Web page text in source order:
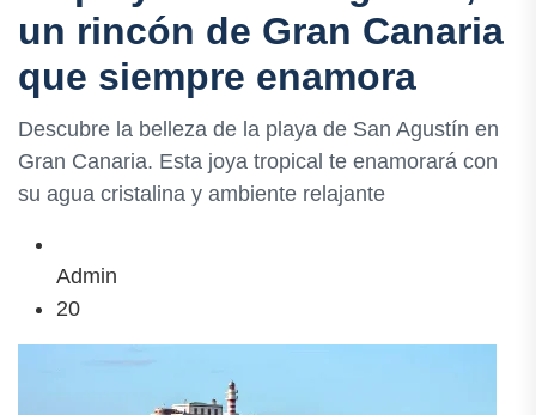
un rincón de Gran Canaria
que siempre enamora
Descubre la belleza de la playa de San Agustín en
Gran Canaria. Esta joya tropical te enamorará con
su agua cristalina y ambiente relajante
Admin
20